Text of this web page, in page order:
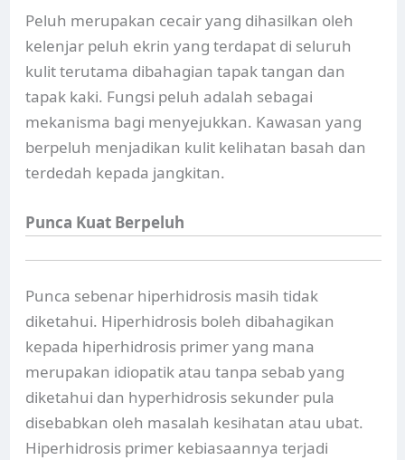
Peluh merupakan cecair yang dihasilkan oleh
kelenjar peluh ekrin yang terdapat di seluruh
kulit terutama dibahagian tapak tangan dan
tapak kaki. Fungsi peluh adalah sebagai
mekanisma bagi menyejukkan. Kawasan yang
berpeluh menjadikan kulit kelihatan basah dan
terdedah kepada jangkitan.
Punca Kuat Berpeluh
Punca sebenar hiperhidrosis masih tidak
diketahui. Hiperhidrosis boleh dibahagikan
kepada hiperhidrosis primer yang mana
merupakan idiopatik atau tanpa sebab yang
diketahui dan hyperhidrosis sekunder pula
disebabkan oleh masalah kesihatan atau ubat.
Hiperhidrosis primer kebiasaannya terjadi